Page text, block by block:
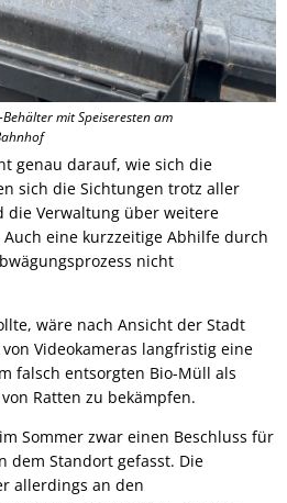
mit Speiseresten am
genau darauf, wie sich die
sich die Sichtungen trotz aller
die Verwaltung über weitere
eine kurzzeitige Abhilfe durch
nicht
wäre nach Ansicht der Stadt
Videokameras langfristig eine
falsch entsorgten Bio-Müll als
Ratten zu bekämpfen.
Sommer zwar einen Beschluss für
dem Standort gefasst. Die
allerdings an den